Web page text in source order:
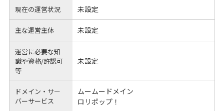
現在の運営状況 未設定
主な運営主体 未設定
運営に必要な知
識や資格/許認可
等
未設定
ドメイン・サー
バーサービス
ムームードメイン
ロリポップ！